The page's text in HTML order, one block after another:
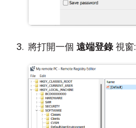
將打開一個 遠端登錄視窗: